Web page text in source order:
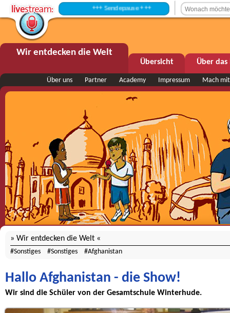
+++ Sendepause +++
Wir entdecken die Welt
Übersicht Über
Über uns Partner Academy Impressum Mach mit
Wir entdecken die Welt
Sonstiges Sonstiges Afghanistan
Hallo Afghanistan - die Show!
Wir sind die Schüler von der Gesamtschule Winterhude.